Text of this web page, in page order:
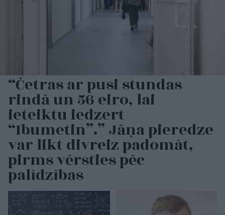
“Četras ar pusi stundas
rindā un 56 eiro, lai
ieteiktu iedzert
“Ibumetin”.” Jāņa pieredze
var likt divreiz padomāt,
pirms vērsties pēc
palīdzības